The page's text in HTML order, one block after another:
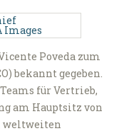
Poveda zum
bekannt gegeben.
für Vertrieb,
am Hauptsitz von
weltweiten